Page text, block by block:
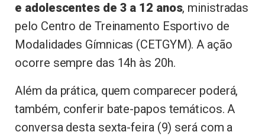
e adolescentes de 3 a 12 anos, ministradas
pelo Centro de Treinamento Esportivo de
Modalidades Gímnicas (CETGYM). A ação
ocorre sempre das 14h às 20h.
Além da prática, quem comparecer poderá,
também, conferir bate-papos temáticos. A
conversa desta sexta-feira (9) será com a